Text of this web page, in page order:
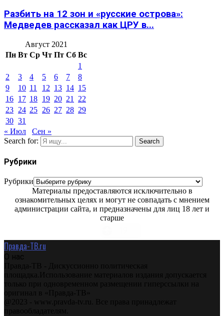
Разбить на 12 зон и «русские острова»:
Медведев рассказал как ЦРУ в...
Август 2021
Пн Вт Ср Чт Пт Сб Вс
1
2
3 4 5 6 7
8
9
10 11 12 13 14 15
16 17 18 19 20 21
22
23 24 25 26 27 28 29
30 31
« Июл
Сен »
Search for:
Search
Рубрики
Рубрики
Материалы предоставляются исключительно в
ознакомительных целях и могут не совпадать с мнением
администрации сайта, и предназначены для лиц 18 лет и
старше
Правда-ТВ.ru
О нас
Правда-ТВ - Дискуссионно политическая
площадка.Использование материалов издания допускается
только при одновременном размещении гиперссылки на
оригинал в «Правда-ТВ»
@2023 - www.pravda-tv.ru. Все права принадлежат
правообладателям.